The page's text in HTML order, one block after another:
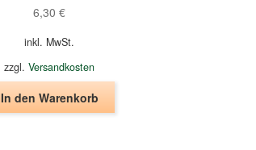
6,30€
inkl. MwSt.
zzgl.Versandkosten
In den Warenkorb